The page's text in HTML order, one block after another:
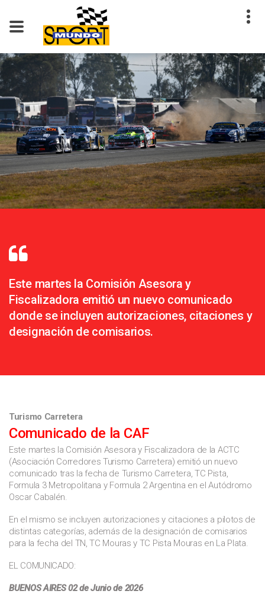
Este martes la Comisión Asesora y
Fiscalizadora emitió un nuevo comunicado
donde se incluyen autorizaciones, citaciones y
designación de comisarios.
Turismo Carretera
Comunicado de la CAF
Este martes la Comisión Asesora y Fiscalizadora de la ACTC
(Asociación Corredores Turismo Carretera) emitió un nuevo
comunicado tras la fecha de Turismo Carretera, TC Pista,
Formula 3 Metropolitana y Formula 2 Argentina en el Autódromo
Oscar Cabalén.
En el mismo se incluyen autorizaciones y citaciones a pilotos de
distintas categorías, además de la designación de comisarios
para la fecha del TN, TC Mouras y TC Pista Mouras en La Plata.
EL COMUNICADO:
BUENOS AIRES 02 de Junio de 2026